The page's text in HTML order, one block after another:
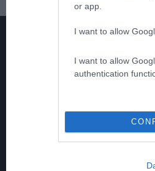
or app.
I want to allow
I want to allow
authentication